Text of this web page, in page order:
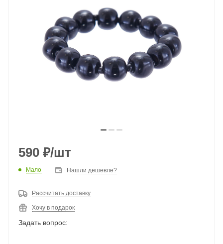
590 ₽/шт
Мало Нашли дешевле?
Рассчитать доставку
Хочу в подарок
Задать вопрос: